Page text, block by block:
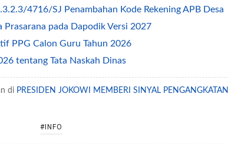
4716/SJ Penambahan Kode Rekening APB Desa
Prasarana pada Dapodik Versi 2027
PPG Calon Guru Tahun 2026
tentang Tata Naskah Dinas
Palangka Raya 2026/2027
Merauke 2026/2027
Implementasi KBC untuk Pengawas Madrasah
di PRESIDEN JOKOWI MEMBERI SINYAL PENGANGKATAN
#INFO